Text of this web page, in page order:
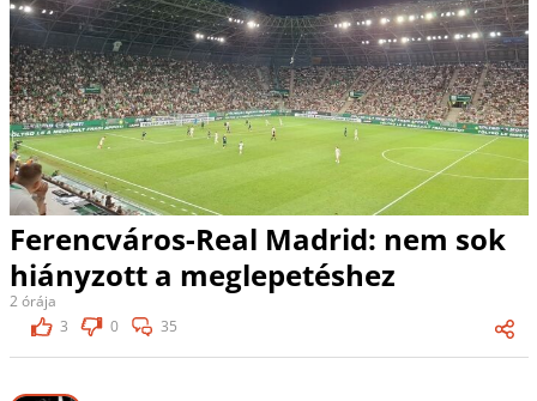
Ferencváros-Real Madrid: nem sok
hiányzott a meglepetéshez
2 órája
3
0 35